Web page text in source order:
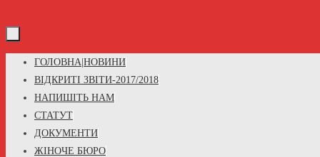
Skip
content
ГОЛОВНА|НОВИНИ
ВІДКРИТІ ЗВІТИ-2017/2018
НАПИШІТЬ НАМ
СТАТУТ
ДОКУМЕНТИ
ЖІНОЧЕ БЮРО